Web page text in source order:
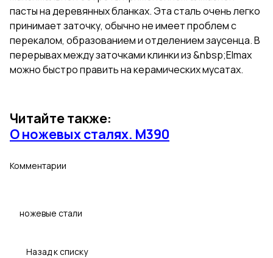
пасты на деревянных бланках. Эта сталь очень легко
принимает заточку, обычно не имеет проблем с
перекалом, образованием и отделением заусенца. В
перерывах между заточками клинки из &nbsp;Elmax
можно быстро править на керамических мусатах.
Читайте также:
О ножевых сталях. М390
Комментарии
ножевые стали
Назад к списку